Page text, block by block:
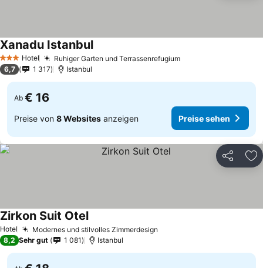
3 SterneHotel Ruhiger Garten und Terrassenrefugium
Xanadu Istanbul
6,7 1 317 Istanbul
Ab € 16
Preise von 8 Websites anzeigen Preise sehen
Teilen
Hotel Modernes und stilvolles Zimmerdesign
Zirkon Suit Otel
8,2 Sehr gut 1 081 Istanbul